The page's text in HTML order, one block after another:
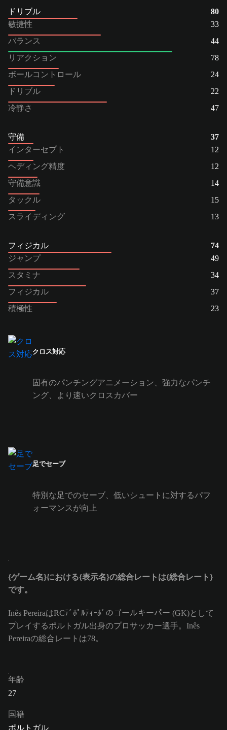
ドリブル
80
敏捷性
33
バランス
44
リアクション
78
ボールコントロール
24
ドリブル
22
冷静さ
47
守備
37
インターセプト
12
ヘディング精度
12
守備意識
14
タックル
15
スライディング
13
フィジカル
74
ジャンプ
49
スタミナ
34
フィジカル
37
積極性
23
クロス対応
固有のパンチングアニメーション、強力なパンチ
ング、より速いクロスカバー
足でセーブ
特別な足でのセーブ、低いシュートに対するパフ
ォーマンスが向上
{ゲーム名}における{表示名}の総合レートは{総合レート}
です。
Inês PereiraはRCﾃﾞﾎﾟﾙﾃｨｰﾎﾞのゴールキーパー (GK)として
プレイするポルトガル出身のプロサッカー選手。Inês
Pereiraの総合レートは78。
年齢
27
国籍
ポルトガル